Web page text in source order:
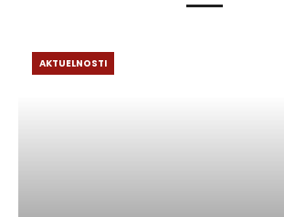
AKTUELNOSTI